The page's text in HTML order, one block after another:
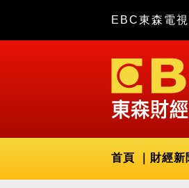
EBC東森電視
首頁 財經新